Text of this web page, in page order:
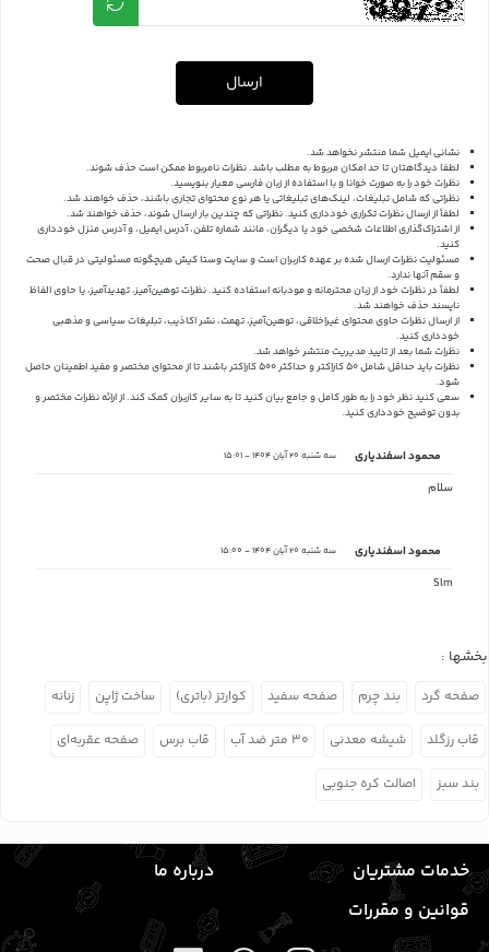
ارسال
نشانی ایمیل شما منتشر نخواهد شد.
لطفا دیدگاهتان تا حد امکان مربوط به مطلب باشد. نظرات نامربوط ممکن است حذف شوند.
نظرات خود را به صورت خوانا و با استفاده از زبان فارسی معیار بنویسید.
نظراتی که شامل تبلیغات، لینک‌های تبلیغاتی یا هر نوع محتوای تجاری باشند، حذف خواهند شد.
لطفاً از ارسال نظرات تکراری خودداری کنید. نظراتی که چندین بار ارسال شوند، حذف خواهند شد.
از اشتراک‌گذاری اطلاعات شخصی خود یا دیگران، مانند شماره تلفن، آدرس ایمیل، و آدرس منزل خودداری
کنید.
مسئولیت نظرات ارسال شده بر عهده کاربران است و سایت وستا کیش هیچگونه مسئولیتی در قبال صحت
و سقم آنها ندارد.
لطفاً در نظرات خود از زبان محترمانه و مودبانه استفاده کنید. نظرات توهین‌آمیز، تهدیدآمیز، یا حاوی الفاظ
ناپسند حذف خواهند شد.
از ارسال نظرات حاوی محتوای غیراخلاقی، توهین‌آمیز، تهمت، نشر اکاذیب، تبلیغات سیاسی و مذهبی
خودداری کنید.
نظرات شما بعد از تایید مدیریت منتشر خواهد شد.
نظرات باید حداقل شامل 50 کاراکتر و حداکثر 500 کاراکتر باشند تا از محتوای مختصر و مفید اطمینان حاصل
شود.
سعی کنید نظر خود را به طور کامل و جامع بیان کنید تا به سایر کاربران کمک کند.از ارائه نظرات مختصر و
بدون توضیح خودداری کنید.
محمود اسفندیاری سه شنبه 20 آبان 1404 - 15:01
سلام
محمود اسفندیاری سه شنبه 20 آبان 1404 - 15:00
Slm
بخشها :
صفحه گرد بند چرم صفحه سفید کوارتز (باتری) ساخت ژاپن زنانه
قاب رزگلد شیشه معدنی ۳۰ متر ضد آب قاب برس صفحه عقربه‌ای
بند سبز اصالت کره جنوبی
خدمات مشتریان
درباره ما
قوانین و مقررات